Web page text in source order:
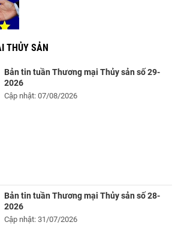
THỦY SẢN
Bản tin tuần Thương mại Thủy sản số 29-
2026
Cập nhật: 07/08/2026
Bản tin tuần Thương mại Thủy sản số 28-
2026
Cập nhật: 31/07/2026